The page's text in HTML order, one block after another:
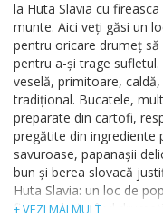
la Huta Slavia cu
munte. Aici veți găsi un
pentru oricare drumeț
pentru a-și trage
veselă, primitoare,
tradițional. Bucatele,
preparate din cartofi,
pregătite din ingrediente
savuroase, papanașii
bun și berea slovacă
Huta Slavia: un loc de
fiecare dată când
+ VEZI MAI MULT